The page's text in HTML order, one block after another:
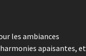
les ambiances
apaisantes, et